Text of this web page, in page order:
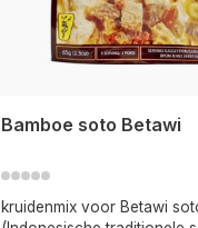
Bamboe soto Betawi
kruidenmix voor Betawi